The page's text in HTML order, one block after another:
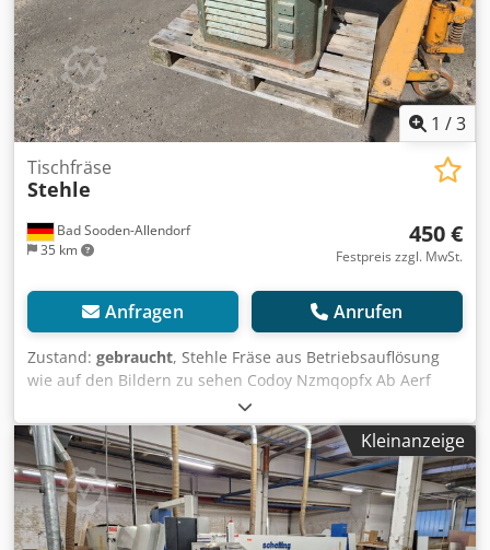
1 /3
Bad Sooden-Allendorf
35 km
Tischfräse
Stehle
450 €
Festpreis zzgl. MwSt.
Anfragen Anrufen
Zustand: gebraucht, Stehle Fräse aus Betriebsauflösung
wie auf den Bildern zu sehen Codoy Nzmqopfx Ab Aerf
Kleinanzeige